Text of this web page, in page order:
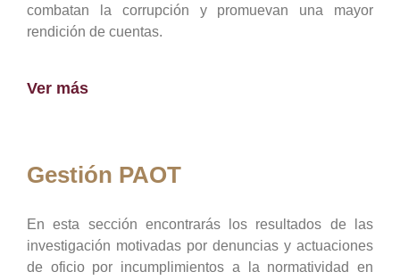
combatan la corrupción y promuevan una mayor
rendición de cuentas.
Ver más
Gestión PAOT
En esta sección encontrarás los resultados de las
investigación motivadas por denuncias y actuaciones
de oficio por incumplimientos a la normatividad en